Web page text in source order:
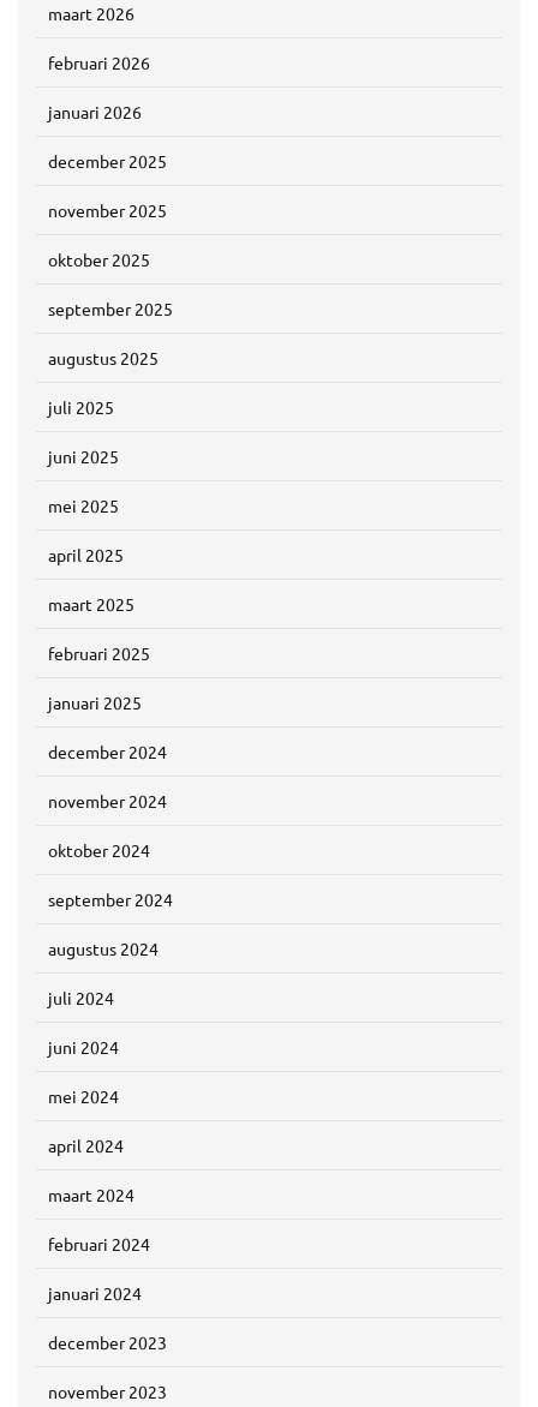
maart 2026
februari 2026
januari 2026
december 2025
november 2025
oktober 2025
september 2025
augustus 2025
juli 2025
juni 2025
mei 2025
april 2025
maart 2025
februari 2025
januari 2025
december 2024
november 2024
oktober 2024
september 2024
augustus 2024
juli 2024
juni 2024
mei 2024
april 2024
maart 2024
februari 2024
januari 2024
december 2023
november 2023